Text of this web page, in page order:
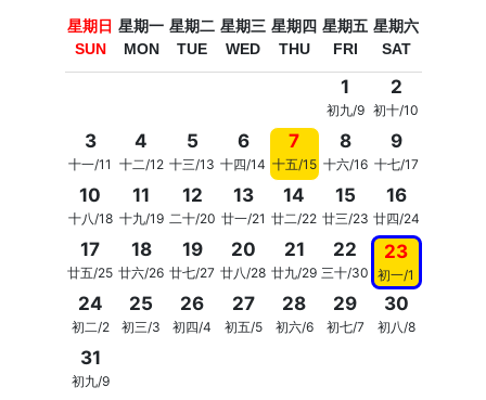
星期日
SUN
星期一
MON
星期二
TUE
星期三
WED
星期四
THU
星期五
FRI
星期六
SAT
1
初九/9
2
初十/10
3
十一/11
4
十二/12
5
十三/13
6
十四/14
7
十五/15
8
十六/16
9
十七/17
10
十八/18
11
十九/19
12
二十/20
13
廿一/21
14
廿二/22
15
廿三/23
16
廿四/24
17
廿五/25
18
廿六/26
19
廿七/27
20
廿八/28
21
廿九/29
22
三十/30
23
初一/1
24
初二/2
25
初三/3
26
初四/4
27
初五/5
28
初六/6
29
初七/7
30
初八/8
31
初九/9